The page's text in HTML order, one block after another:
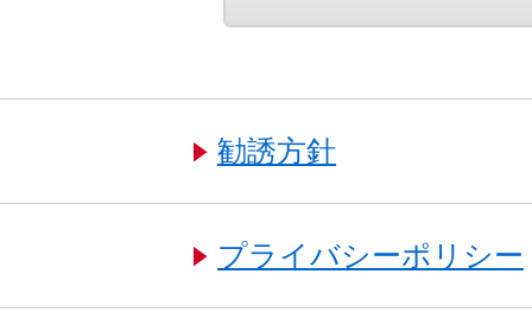
勧誘方針
プライバシーポリシー